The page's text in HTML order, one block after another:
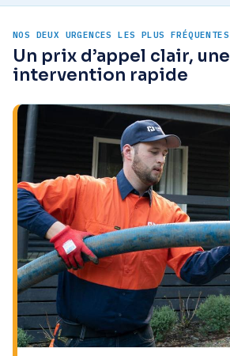
NOS DEUX URGENCES LES PLUS FRÉQUENTES
Un prix d’appel clair, une
intervention rapide